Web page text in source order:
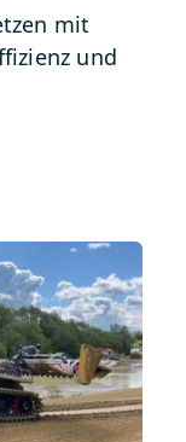
mit
und